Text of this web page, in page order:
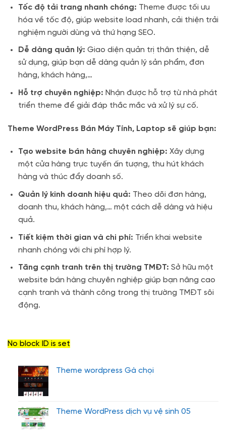
Tốc độ tải trang nhanh chóng: Theme được tối ưu
hóa về tốc độ, giúp website load nhanh, cải thiện trải
nghiệm người dùng và thứ hạng SEO.
Dễ dàng quản lý: Giao diện quản trị thân thiện, dễ
sử dụng, giúp bạn dễ dàng quản lý sản phẩm, đơn
hàng, khách hàng,…
Hỗ trợ chuyên nghiệp: Nhận được hỗ trợ từ nhà phát
triển theme để giải đáp thắc mắc và xử lý sự cố.
Theme WordPress Bán Máy Tính, Laptop sẽ giúp bạn:
Tạo website bán hàng chuyên nghiệp: Xây dựng
một cửa hàng trực tuyến ấn tượng, thu hút khách
hàng và thúc đẩy doanh số.
Quản lý kinh doanh hiệu quả: Theo dõi đơn hàng,
doanh thu, khách hàng,… một cách dễ dàng và hiệu
quả.
Tiết kiệm thời gian và chi phí: Triển khai website
nhanh chóng với chi phí hợp lý.
Tăng cạnh tranh trên thị trường TMĐT: Sở hữu một
website bán hàng chuyên nghiệp giúp bạn nâng cao
cạnh tranh và thành công trong thị trường TMĐT sôi
động.
No block ID is set
Theme wordpress Gà chọi
Theme WordPress dịch vụ vệ sinh 05